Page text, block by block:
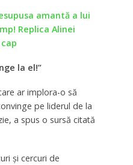
amantă a lui
Replica Alinei
la el!”
ar implora-o să
pe liderul de la
a spus o sursă citată
şi cercuri de